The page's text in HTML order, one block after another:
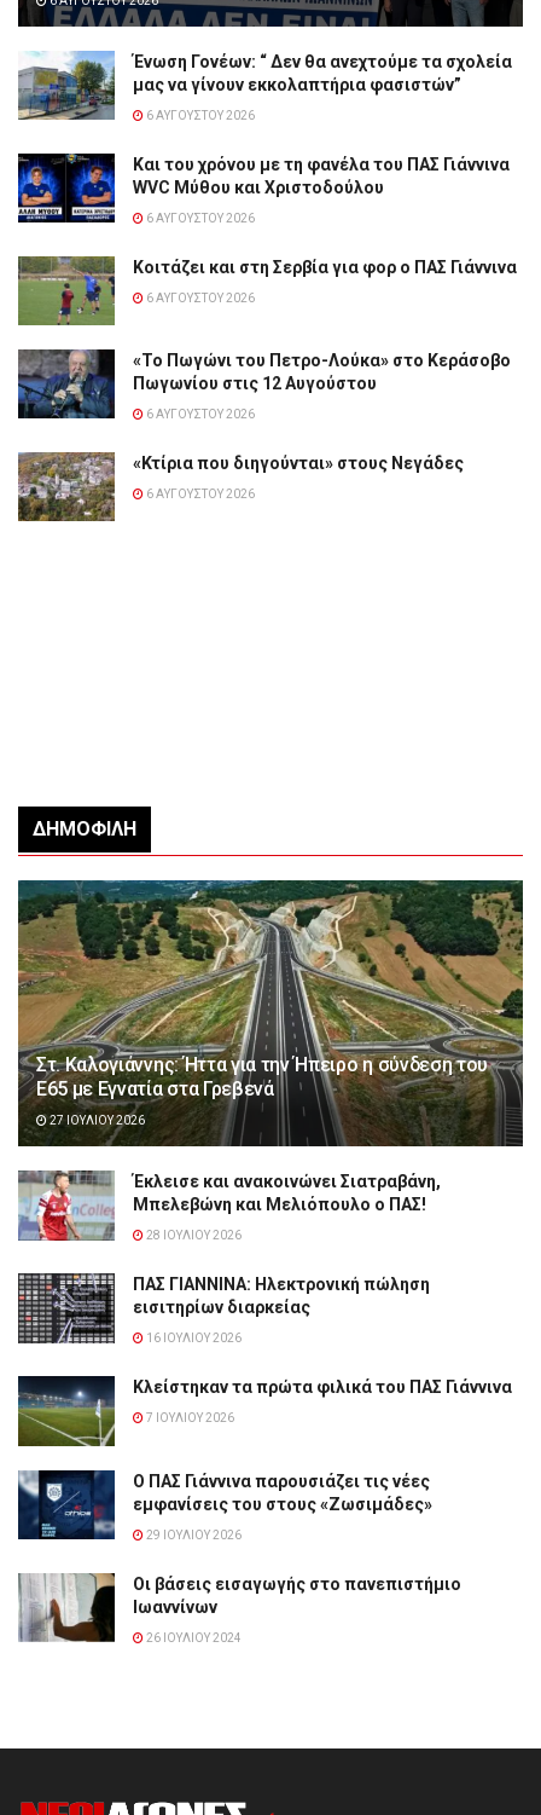
Ένωση Γονέων: “ Δεν θα ανεχτούμε τα σχολεία
μας να γίνουν εκκολαπτήρια φασιστών”
6 ΑΥΓΟΎΣΤΟΥ 2026
Και του χρόνου με τη φανέλα του ΠΑΣ Γιάννινα
WVC Μύθου και Χριστοδούλου
6 ΑΥΓΟΎΣΤΟΥ 2026
Κοιτάζει και στη Σερβία για φορ ο ΠΑΣ Γιάννινα
6 ΑΥΓΟΎΣΤΟΥ 2026
«Το Πωγώνι του Πετρο-Λούκα» στο Κεράσοβο
Πωγωνίου στις 12 Αυγούστου
6 ΑΥΓΟΎΣΤΟΥ 2026
«Κτίρια που διηγούνται» στους Νεγάδες
6 ΑΥΓΟΎΣΤΟΥ 2026
ΔΗΜΟΦΙΛΉ
Στ. Καλογιάννης: Ήττα για την Ήπειρο η σύνδεση του
Ε65 με Εγνατία στα Γρεβενά
27 ΙΟΥΛΊΟΥ 2026
Έκλεισε και ανακοινώνει Σιατραβάνη,
Μπελεβώνη και Μελιόπουλο ο ΠΑΣ!
28 ΙΟΥΛΊΟΥ 2026
ΠΑΣ ΓΙΑΝΝΙΝΑ: Hλεκτρονική πώληση
εισιτηρίων διαρκείας
16 ΙΟΥΛΊΟΥ 2026
Κλείστηκαν τα πρώτα φιλικά του ΠΑΣ Γιάννινα
7 ΙΟΥΛΊΟΥ 2026
Ο ΠΑΣ Γιάννινα παρουσιάζει τις νέες
εμφανίσεις του στους «Ζωσιμάδες»
29 ΙΟΥΛΊΟΥ 2026
Οι βάσεις εισαγωγής στο πανεπιστήμιο
Ιωαννίνων
26 ΙΟΥΛΊΟΥ 2024